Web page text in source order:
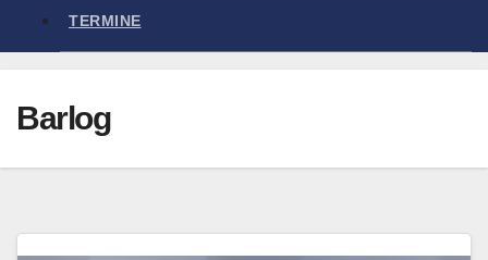
TERMINE
Barlog